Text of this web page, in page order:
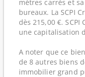
mètres carrés et
bureaux. La SCPI
dès 215,00 €.
une capitalisation
A noter que ce
de 8 autres biens
immobilier grand